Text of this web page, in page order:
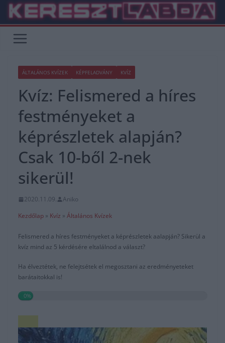
Skip
content
ÁLTALÁNOS KVÍZEK KÉPFELADVÁNY KVÍZ
Kvíz: Felismered a híres
festményeket a
képrészletek alapján?
Csak 10-ből 2-nek
sikerül!
2020.11.09.
Aniko
Kezdőlap » Kvíz » Általános Kvízek
Felismered a híres festményeket a képrészletek aalapján? Sikerül a
kvíz mind az 5 kérdésére eltalálnod a választ?
Ha élveztétek, ne felejtsétek el megosztani az eredményeteket
barátaitokkal is!
0%